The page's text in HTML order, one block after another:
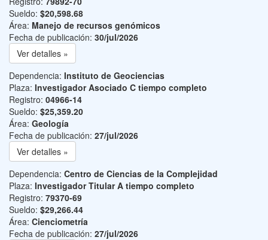
Sueldo: $20,598.68
Área: Manejo de recursos genómicos
Fecha de publicación: 30/jul/2026
Ver detalles »
Dependencia: Instituto de Geociencias
Plaza: Investigador Asociado C tiempo completo
Registro: 04966-14
Sueldo: $25,359.20
Área: Geología
Fecha de publicación: 27/jul/2026
Ver detalles »
Dependencia: Centro de Ciencias de la Complejidad
Plaza: Investigador Titular A tiempo completo
Registro: 79370-69
Sueldo: $29,266.44
Área: Cienciometría
Fecha de publicación: 27/jul/2026